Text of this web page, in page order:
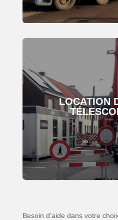
LOCATION
Besoin d’aide dans votre